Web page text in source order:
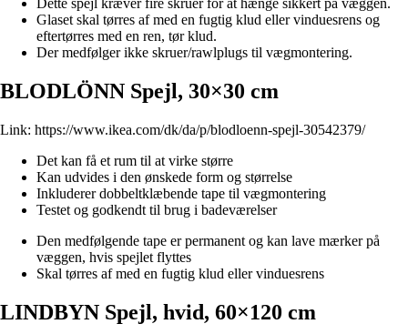
Dette spejl kræver fire skruer for at hænge sikkert på væggen.
Glaset skal tørres af med en fugtig klud eller vinduesrens og
eftertørres med en ren, tør klud.
Der medfølger ikke skruer/rawlplugs til vægmontering.
BLODLÖNN Spejl, 30×30 cm
Link: https://www.ikea.com/dk/da/p/blodloenn-spejl-30542379/
Det kan få et rum til at virke større
Kan udvides i den ønskede form og størrelse
Inkluderer dobbeltklæbende tape til vægmontering
Testet og godkendt til brug i badeværelser
Den medfølgende tape er permanent og kan lave mærker på
væggen, hvis spejlet flyttes
Skal tørres af med en fugtig klud eller vinduesrens
LINDBYN Spejl, hvid, 60×120 cm